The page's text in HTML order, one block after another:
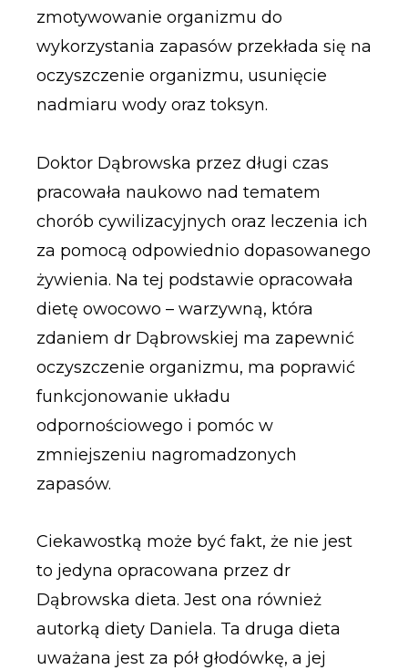
zmotywowanie organizmu do
wykorzystania zapasów przekłada się na
oczyszczenie organizmu, usunięcie
nadmiaru wody oraz toksyn.
Doktor Dąbrowska przez długi czas
pracowała naukowo nad tematem
chorób cywilizacyjnych oraz leczenia ich
za pomocą odpowiednio dopasowanego
żywienia. Na tej podstawie opracowała
dietę owocowo – warzywną, która
zdaniem dr Dąbrowskiej ma zapewnić
oczyszczenie organizmu, ma poprawić
funkcjonowanie układu
odpornościowego i pomóc w
zmniejszeniu nagromadzonych
zapasów.
Ciekawostką może być fakt, że nie jest
to jedyna opracowana przez dr
Dąbrowska dieta. Jest ona również
autorką diety Daniela. Ta druga dieta
uważana jest za pół głodówkę, a jej